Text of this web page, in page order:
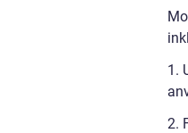
1.
2.